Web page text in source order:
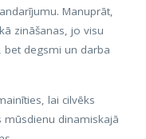
Manuprāt,
zināšanas, jo visu
bet degsmi un darba
lai cilvēks
mūsdienu dinamiskajā